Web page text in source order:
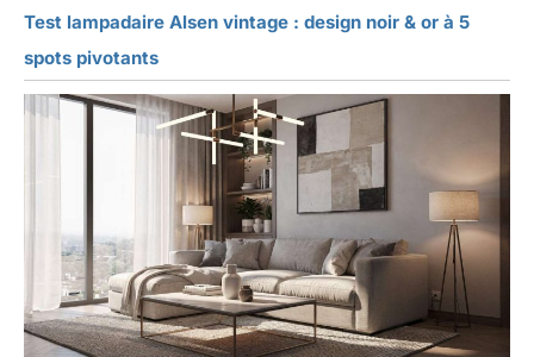
Test lampadaire Alsen vintage : design noir & or à 5
spots pivotants